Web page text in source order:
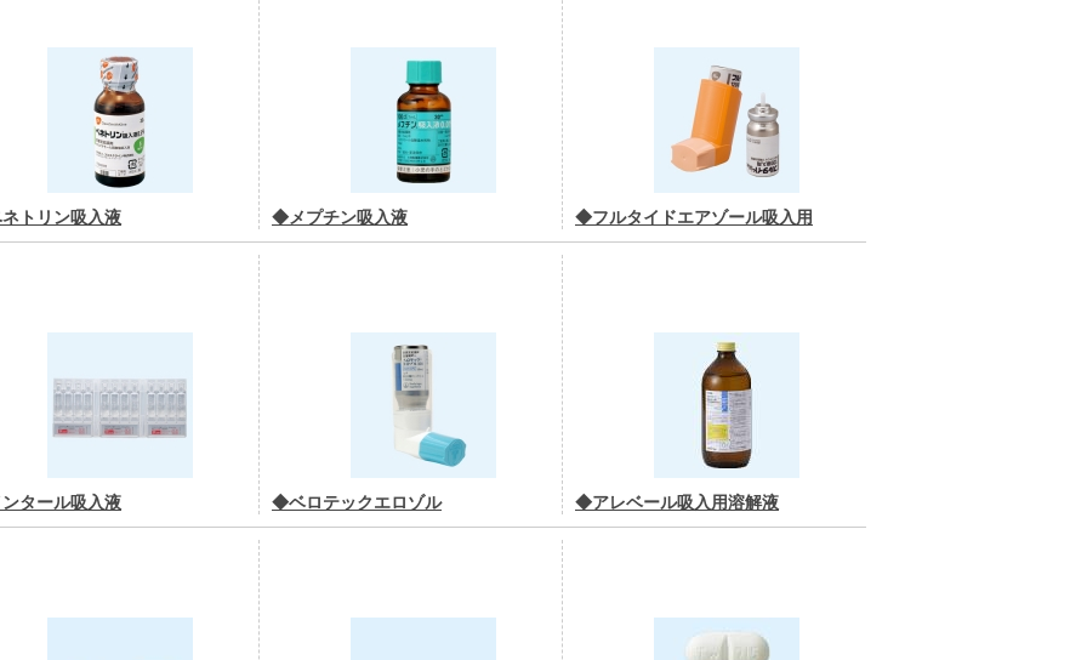
トリン吸入液 ◆メプチン吸入液 ◆フルタイドエアゾール吸入用
タール吸入液 ◆ベロテックエロゾル ◆アレベール吸入用溶解液